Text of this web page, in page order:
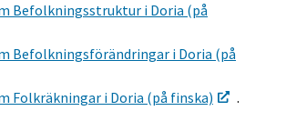
Befolkningsstruktur i Doria (på
Befolkningsförändringar i Doria (på
Folkräkningar i Doria (på finska)
.